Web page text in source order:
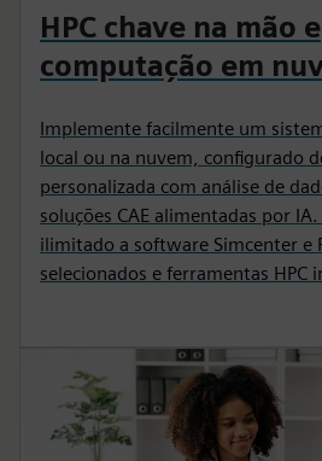
HPC chave na mão e
computação em
Implemente facilmente um
local ou na nuvem, configurado
personalizada com análise de
soluções CAE alimentadas por
ilimitado a software Simcenter e
selecionados e ferramentas HPC